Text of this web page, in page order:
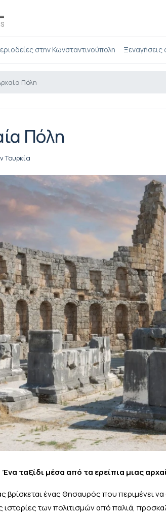
στην Κωνσταντινούπολη
Πόλη
Πόλη
Τουρκία
ταξίδι μέσα από τα ερείπια μιας
βρίσκεται ένας θησαυρός που περιμένει
ιστορίες των πολιτισμών από παλιά,